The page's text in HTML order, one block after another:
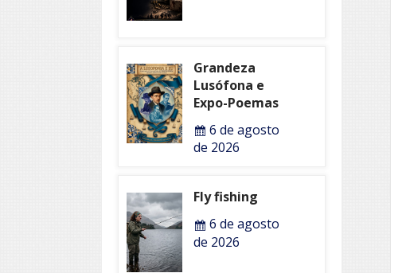
Grandeza
Lusófona e
Expo-Poemas
6 de agosto
de 2026
Fly fishing
6 de agosto
de 2026